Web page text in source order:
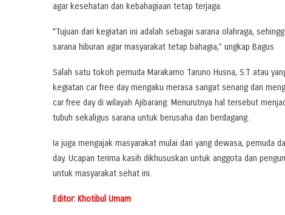
agar kesehatan dan kebahagiaan tetap terjaga.
“Tujuan dari kegiatan ini adalah sebagai sarana olahraga,
sarana hiburan agar masyarakat tetap bahagia,” ungkap Bagus
Salah satu tokoh pemuda Marakarno Taruno Husna, S.T atau
kegiatan car free day mengaku merasa sangat senang dan
car free day di wilayah Ajibarang. Menurutnya hal tersebut
tubuh sekaligus sarana untuk berusaha dan berdagang.
Ia juga mengajak masyarakat mulai dari yang dewasa, pemuda
day. Ucapan terima kasih dikhususkan untuk anggota dan
untuk masyarakat sehat ini.
Editor: Khotibul Umam